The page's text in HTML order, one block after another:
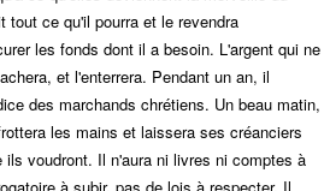
tout ce qu'il pourra et le revendra
les fonds dont il a besoin. L'argent qui ne
et l'enterrera. Pendant un an, il
des marchands chrétiens. Un beau matin,
les mains et laissera ses créanciers
ils voudront. Il n'aura ni livres ni comptes à